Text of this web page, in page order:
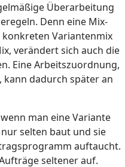
Überarbeitung
Denn eine Mix-
Variantenmix
verändert sich auch die
Eine Arbeitszuordnung,
dadurch später an
man eine Variante
selten baut und sie
auftaucht.
seltener auf.